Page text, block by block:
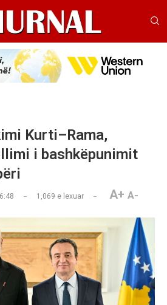
Kurti–Rama,
i bashkëpunimit
1,069 e lexuar A+ A-